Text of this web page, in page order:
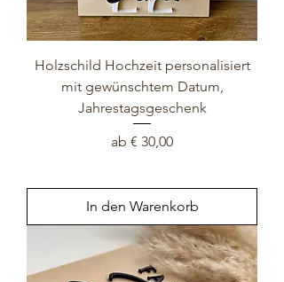
Holzschild Hochzeit personalisiert
mit gewünschtem Datum,
Jahrestagsgeschenk
ab € 30,00
Sale-Preis
In den Warenkorb